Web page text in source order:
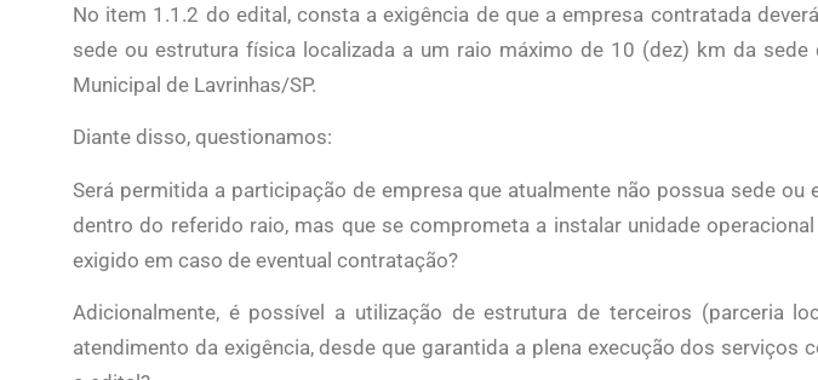
No item 1.1.2 do edital, consta a exigência de que a empresa contratada
sede ou estrutura física localizada a um raio máximo de 10 (dez) km da sede
Municipal de Lavrinhas/SP.
Diante disso, questionamos:
Será permitida a participação de empresa que atualmente não possua sede ou
dentro do referido raio, mas que se comprometa a instalar unidade
exigido em caso de eventual contratação?
Adicionalmente, é possível a utilização de estrutura de terceiros (parceria
atendimento da exigência, desde que garantida a plena execução dos serviços